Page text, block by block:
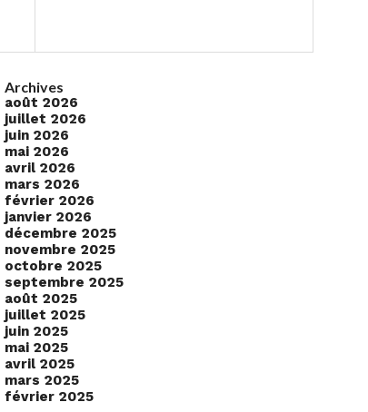
Archives
août 2026
juillet 2026
juin 2026
mai 2026
avril 2026
mars 2026
février 2026
janvier 2026
décembre 2025
novembre 2025
octobre 2025
septembre 2025
août 2025
juillet 2025
juin 2025
mai 2025
avril 2025
mars 2025
février 2025